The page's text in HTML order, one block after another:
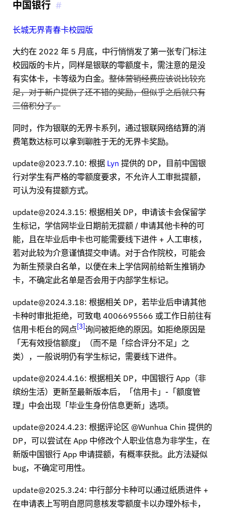
中国银行
长城无界青春卡校园版
大约在 2022 年 5 月底，中行悄悄发了第一张专门标注
校园版的卡片，同样是银联的零额度卡，需注意的是没
有实体卡，卡等级为白金。整体营销经费应该说比较充
足，对于新户提供了还不错的奖励，但似乎之后就只有
三倍积分了。
同时，作为银联的无界卡系列，通过银联网络结算的消
费笔数达标可以拿到聊胜于无的无界卡奖励。
update@2023.7.10: 根据 Lyn 提供的 DP，目前中国银
行对学生有严格的零额度要求，不允许人工审批提额，
可认为没有提额方式。
update@2024.3.15: 根据相关 DP，申请该卡会保留学
生标记，学信网毕业日期前无提额 / 申请其他卡种的可
能，且在毕业后申卡也可能需要线下进件 + 人工审核，
若对此较为介意谨慎提交申请。对于合作院校，可能会
为新生预录白名单，以便在未上学信网前给新生推销办
卡，不确定此名单是否会用于内部学生标记。
update@2024.3.18: 根据相关 DP，若毕业后申请其他
卡种时审批拒绝，可致电 4006695566 或工作日前往有
信用卡柜台的网点 3 询问被拒绝的原因。如拒绝原因是
「无有效授信额度」（而不是「综合评分不足」之
类），一般说明仍有学生标记，需要线下进件。
update@2024.4.16: 根据相关 DP，中国银行 App（非
缤纷生活）更新至最新版本后，「信用卡」-「额度管
理」中会出现「毕业生身份信息更新」选项。
update@2024.4.23: 根据评论区 @Wunhua Chin 提供的
DP，可以尝试在 App 中修改个人职业信息为非学生，在
新版中国银行 App 申请提额，有概率获批。此方法疑似
bug，不确定可用性。
update@2025.3.24: 中行部分卡种可以通过纸质进件 +
在申请表上写明自愿同意核发零额度卡以办理外标卡，